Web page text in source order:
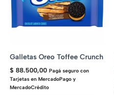
Galletas Oreo Toffee Crunch
$ 88.500,00 Pagá seguro con
Tarjetas en MercadoPago y
MercadoCrédito